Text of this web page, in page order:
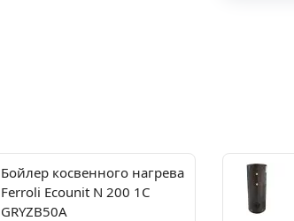
Бойлер косвенного нагрева
Ferroli Ecounit N 200 1C
GRYZB50A